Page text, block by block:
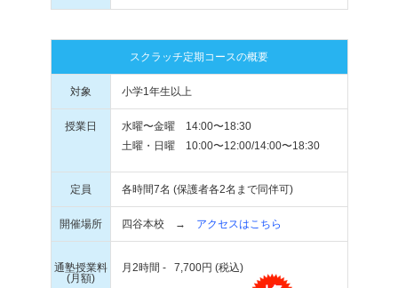
スクラッチ定期コースの概要
対象 小学1年生以上
授業日
水曜〜金曜 14:00〜18:30
土曜・日曜 10:00〜12:00/14:00〜18:30
定員 各時間7名 (保護者各2名まで同伴可)
開催場所 四谷本校 → アクセスはこちら
通塾授業料
(月額)
月2時間 - 7,700円 (税込)